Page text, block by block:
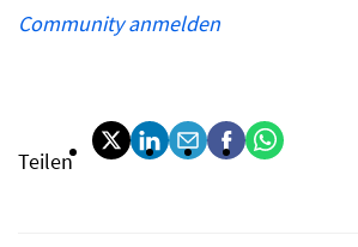
Community anmelden
Teilen